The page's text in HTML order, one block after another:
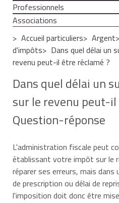
Professionnels
Associations
Accueil particuliers
Argent
d'impôts
Dans quel délai un
revenu peut-il être réclamé ?
Dans quel délai un
sur le revenu peut-
Question-réponse
L'administration fiscale peut
établissant votre impôt sur le
réparer ses erreurs, mais dans
de prescription ou délai de
l'imposition doit donc être